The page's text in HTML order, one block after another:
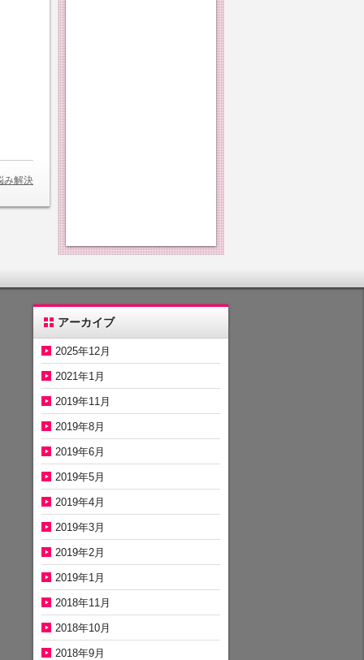
み解決
アーカイブ
2025年12月
2021年1月
2019年11月
2019年8月
2019年6月
2019年5月
2019年4月
2019年3月
2019年2月
2019年1月
2018年11月
2018年10月
2018年9月